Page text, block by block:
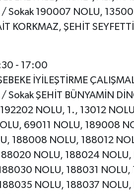
/ Sokak 190007 NOLU,
KORKMAZ, ŞEHİT
- 17:00
İYİLEŞTİRME
Sokak ŞEHİT BÜNYAMİN
NOLU, 1., 13012
69011 NOLU, 189008
188008 NOLU, 188012
NOLU, 188024
NOLU, 188031
NOLU, 188037